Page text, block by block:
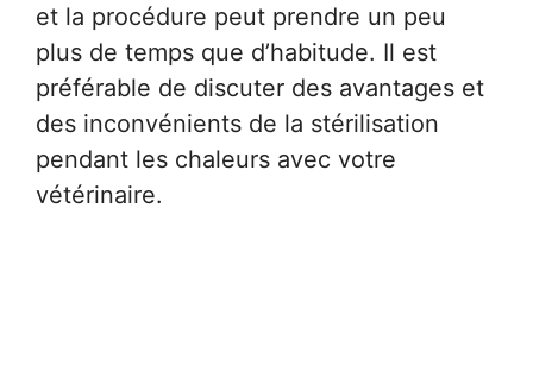
et la procédure peut prendre un peu
plus de temps que d’habitude. Il est
préférable de discuter des avantages et
des inconvénients de la stérilisation
pendant les chaleurs avec votre
vétérinaire.